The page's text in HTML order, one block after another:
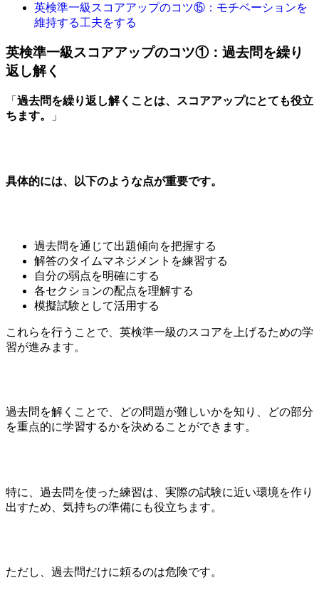
英検準一級スコアアップのコツ⑮：モチベーションを
維持する工夫をする
英検準一級スコアアップのコツ①：過去問を繰り
返し解く
「 過去問を繰り返し解くことは、スコアアップにとても役立
ちます。
」
具体的には、以下のような点が重要です。
過去問を通じて出題傾向を把握する
解答のタイムマネジメントを練習する
自分の弱点を明確にする
各セクションの配点を理解する
模擬試験として活用する
これらを行うことで、英検準一級のスコアを上げるための学
習が進みます。
過去問を解くことで、どの問題が難しいかを知り、どの部分
を重点的に学習するかを決めることができます。
特に、過去問を使った練習は、実際の試験に近い環境を作り
出すため、気持ちの準備にも役立ちます。
ただし、過去問だけに頼るのは危険です。